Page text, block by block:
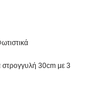
στρογγυλή 30cm με 3